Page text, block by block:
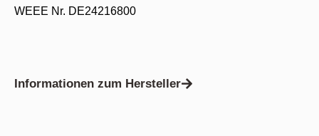
WEEE Nr. DE24216800
Informationen zum Hersteller